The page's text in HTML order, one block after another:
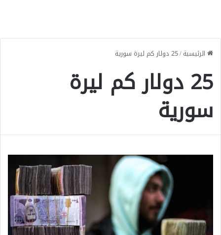
الرئيسية/25 دولار كم ليرة سورية
25 دولار كم ليرة
سورية